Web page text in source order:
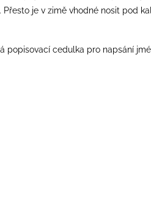
je v zimě vhodné nosit pod
popisovací cedulka pro napsání